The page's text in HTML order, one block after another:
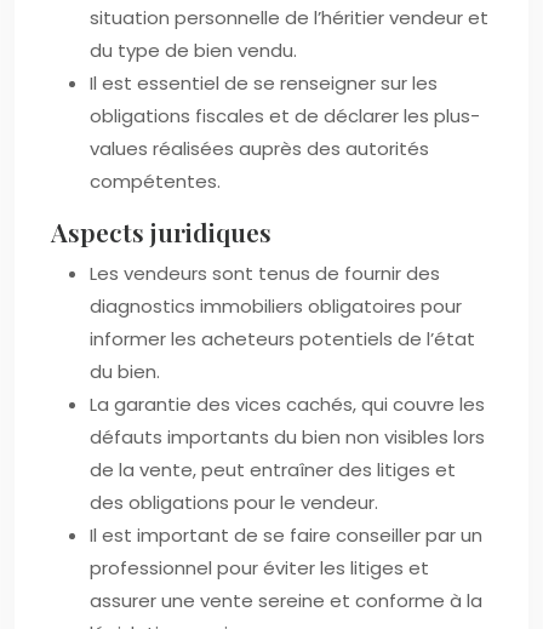
situation personnelle de l’héritier vendeur et
du type de bien vendu.
Il est essentiel de se renseigner sur les
obligations fiscales et de déclarer les plus-
values réalisées auprès des autorités
compétentes.
Aspects juridiques
Les vendeurs sont tenus de fournir des
diagnostics immobiliers obligatoires pour
informer les acheteurs potentiels de l’état
du bien.
La garantie des vices cachés, qui couvre les
défauts importants du bien non visibles lors
de la vente, peut entraîner des litiges et
des obligations pour le vendeur.
Il est important de se faire conseiller par un
professionnel pour éviter les litiges et
assurer une vente sereine et conforme à la